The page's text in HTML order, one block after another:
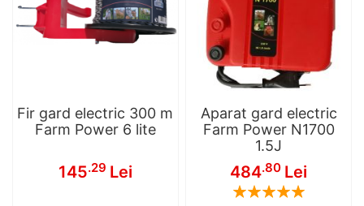
Fir gard electric 300 m
Farm Power 6 lite
145.29 Lei
Aparat gard electric
Farm Power N1700
1.5J
484.80 Lei
Rating: